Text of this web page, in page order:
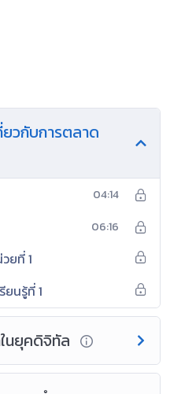
วกับการตลาด
04:14
06:16
ยที่ 1
นรู้ที่ 1
นยุคดิจิทัล